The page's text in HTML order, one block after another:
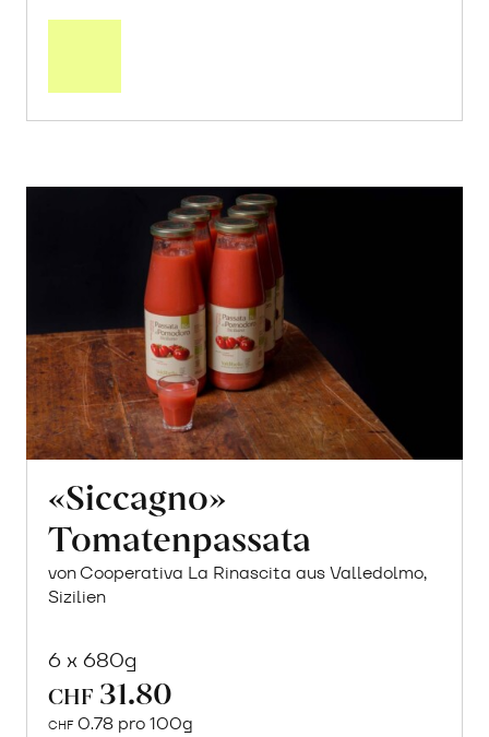
«Siccagno»
Tomatenpassata
von Cooperativa La Rinascita aus Valledolmo,
Sizilien
6 x 680g
CHF 31.80
CHF 0.78 pro 100g